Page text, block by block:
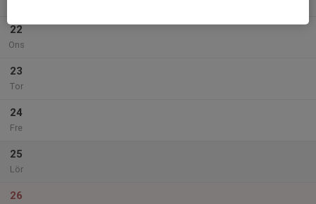
22
Ons
23
Tor
24
Fre
25
Lör
26